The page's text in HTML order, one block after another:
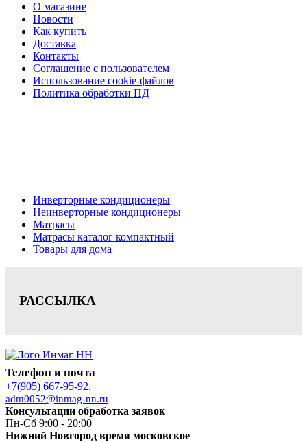
О магазине
Новости
Как купить
Доставка
Контакты
Соглашение с пользователем
Использование cookie-файлов
Политика обработки ПД
Инверторные кондиционеры
Неинверторные кондиционеры
Матрасы
Матрасы каталог компактный
Товары для дома
РАССЫЛКА
Телефон и почта
+7(905) 667-95-92.
adm0052@inmag-nn.ru
Консультации обработка заявок
Пн-Сб 9:00 - 20:00
Нижний Новгород время московское